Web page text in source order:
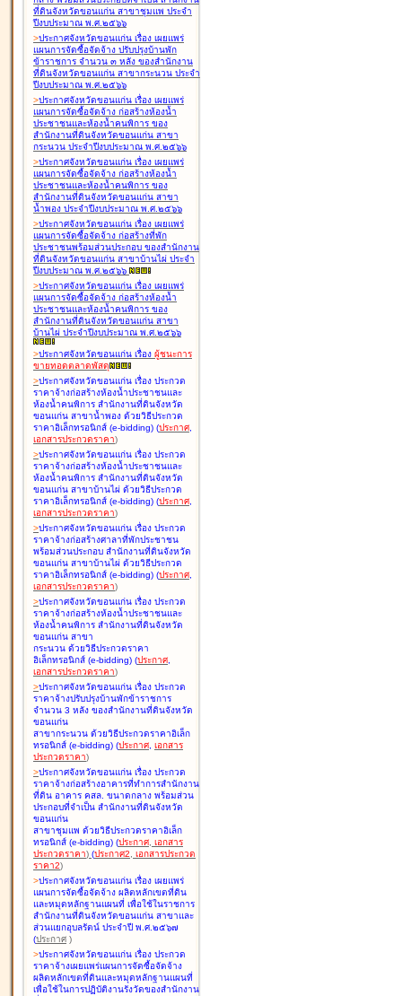
ที่ดินจังหวัดขอนแก่น สาขาชุมแพ ประจำ
ปีงบประมาณ พ.ศ.๒๕๖๖
>ประกาศจังหวัดขอนแก่น เรื่อง เผยแพร่
แผนการจัดซื้อจัดจ้าง ปรับปรุงบ้านพัก
ข้าราชการ จำนวน ๓ หลัง ของสำนักงาน
ที่ดินจังหวัดขอนแก่น สาขากระนวน ประจำ
ปีงบประมาณ พ.ศ.๒๕๖๖
>ประกาศจังหวัดขอนแก่น เรื่อง เผยแพร่
แผนการจัดซื้อจัดจ้าง ก่อสร้างห้องน้ำ
ประชาชนและห้องน้ำคนพิการ ของ
สำนักงานที่ดินจังหวัดขอนแก่น สาขา
กระนวน ประจำปีงบประมาณ พ.ศ.๒๕๖๖
>ประกาศจังหวัดขอนแก่น เรื่อง เผยแพร่
แผนการจัดซื้อจัดจ้าง ก่อสร้างห้องน้ำ
ประชาชนและห้องน้ำคนพิการ ของ
สำนักงานที่ดินจังหวัดขอนแก่น สาขา
น้ำพอง ประจำปีงบประมาณ พ.ศ.๒๕๖๖
>ประกาศจังหวัดขอนแก่น เรื่อง เผยแพร่
แผนการจัดซื้อจัดจ้าง ก่อสร้างที่พัก
ประชาชนพร้อมส่วนประกอบ ของสำนักงาน
ที่ดินจังหวัดขอนแก่น สาขาบ้านไผ่ ประจำ
ปีงบประมาณ พ.ศ.๒๕๖๖
>ประกาศจังหวัดขอนแก่น เรื่อง เผยแพร่
แผนการจัดซื้อจัดจ้าง ก่อสร้างห้องน้ำ
ประชาชนและห้องน้ำคนพิการ ของ
สำนักงานที่ดินจังหวัดขอนแก่น สาขา
บ้านไผ่ ประจำปีงบประมาณ พ.ศ.๒๕๖๖
>ประกาศจังหวัดขอนแก่น เรื่อง ผู้ชนะการ
ขายทอดตลาดพัสดุ
>ประกาศจังหวัดขอนแก่น เรื่อง ประกวด
ราคาจ้างก่อสร้างห้องน้ำประชาชนและ
ห้องน้ำคนพิการ สำนักงานที่ดินจังหวัด
ขอนแก่น สาขาน้ำพอง ด้วยวิธีประกวด
ราคาอิเล็กทรอนิกส์ (e-bidding) (ประกาศ,
เอกสารประกวดราคา)
>ประกาศจังหวัดขอนแก่น เรื่อง ประกวด
ราคาจ้างก่อสร้างห้องน้ำประชาชนและ
ห้องน้ำคนพิการ สำนักงานที่ดินจังหวัด
ขอนแก่น สาขาบ้านไผ่ ด้วยวิธีประกวด
ราคาอิเล็กทรอนิกส์ (e-bidding) (ประกาศ,
เอกสารประกวดราคา)
>ประกาศจังหวัดขอนแก่น เรื่อง ประกวด
ราคาจ้างก่อสร้างศาลาที่พักประชาชน
พร้อมส่วนประกอบ สำนักงานที่ดินจังหวัด
ขอนแก่น สาขาบ้านไผ่ ด้วยวิธีประกวด
ราคาอิเล็กทรอนิกส์ (e-bidding) (ประกาศ,
เอกสารประกวดราคา)
>ประกาศจังหวัดขอนแก่น เรื่อง ประกวด
ราคาจ้างก่อสร้างห้องน้ำประชาชนและ
ห้องน้ำคนพิการ สำนักงานที่ดินจังหวัด
ขอนแก่น สาขา
กระนวน ด้วยวิธีประกวดราคา
อิเล็กทรอนิกส์ (e-bidding) (ประกาศ,
เอกสารประกวดราคา)
>ประกาศจังหวัดขอนแก่น เรื่อง ประกวด
ราคาจ้างปรับปรุงบ้านพักข้าราชการ
จำนวน 3 หลัง ของสำนักงานที่ดินจังหวัด
ขอนแก่น
สาขากระนวน ด้วยวิธีประกวดราคาอิเล็ก
ทรอนิกส์ (e-bidding) (ประกาศ, เอกสาร
ประกวดราคา)
>ประกาศจังหวัดขอนแก่น เรื่อง ประกวด
ราคาจ้างก่อสร้างอาคารที่ทำการสำนักงาน
ที่ดิน อาคาร คสล. ขนาดกลาง พร้อมส่วน
ประกอบที่จำเป็น สำนักงานที่ดินจังหวัด
ขอนแก่น
สาขาชุมแพ ด้วยวิธีประกวดราคาอิเล็ก
ทรอนิกส์ (e-bidding) (ประกาศ, เอกสาร
ประกวดราคา) (ประกาศ2, เอกสารประกวด
ราคา2)
>ประกาศจังหวัดขอนแก่น เรื่อง เผยแพร่
แผนการจัดซื้อจัดจ้าง ผลิตหลักเขตที่ดิน
และหมุดหลักฐานแผนที่ เพื่อใช้ในราชการ
สำนักงานที่ดินจังหวัดขอนแก่น สาขาและ
ส่วนแยกอุบลรัตน์ ประจำปี พ.ศ.๒๕๖๗
(ประกาศ )
>ประกาศจังหวัดขอนแก่น เรื่อง ประกวด
ราคาจ้างเผยแพร่แผนการจัดซื้อจัดจ้าง
ผลิตหลักเขตที่ดินและหมุดหลักฐานแผนที่
เพื่อใช้ในการปฏิบัติงานรังวัดของสำนักงาน